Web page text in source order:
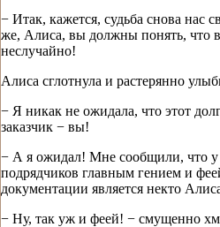
− Итак, кажется, судьба снова нас
же, Алиса, вы должны понять, что
неслучайно!
Алиса сглотнула и растерянно
− Я никак не ожидала, что этот
заказчик − вы!
− А я ожидал! Мне сообщили, что
подрядчиков главным гением и
документации является некто
− Ну, так уж и феей! − смущенно